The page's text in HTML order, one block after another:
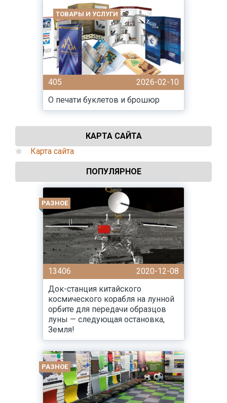
ТОВАРЫ И УСЛУГИ
405
2026-02-10
О печати буклетов и брошюр
КАРТА САЙТА
Карта сайта
ПОПУЛЯРНОЕ
РАЗНОЕ
13406
2020-12-08
Док-станция китайского
космического корабля на лунной
орбите для передачи образцов
луны — следующая остановка,
Земля!
РАЗНОЕ